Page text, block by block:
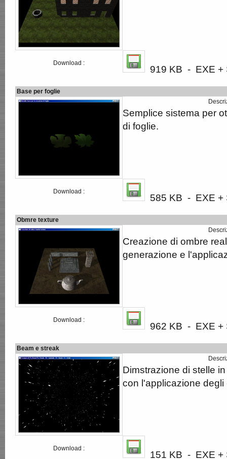
Download :
919 KB - EXE +
Base per foglie
Semplice sistema per
di foglie.
Download :
585 KB - EXE +
Obmre texture
Creazione di ombre
generazione e
Download :
962 KB - EXE +
Beam e streak
Dimstrazione di stelle
con l'applicazione degli
Download :
151 KB - EXE +